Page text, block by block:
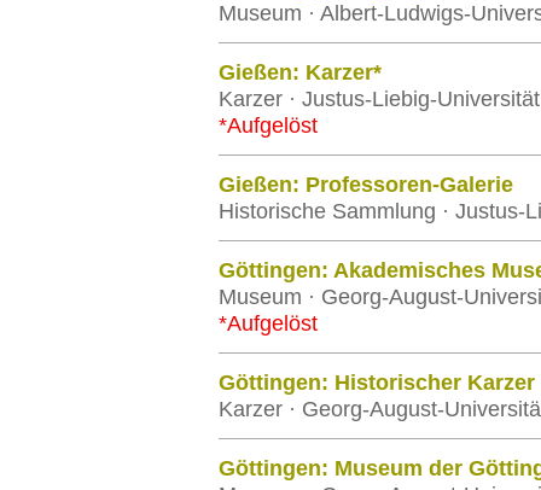
Museum · Albert-Ludwigs-
Gießen: Karzer*
Karzer · Justus-Liebig-
*Aufgelöst
Gießen: Professoren-Galerie
Historische Sammlung · Justus-
Göttingen: Akademisches
Museum · Georg-August-
*Aufgelöst
Göttingen: Historischer Karzer
Karzer · Georg-August-
Göttingen: Museum der